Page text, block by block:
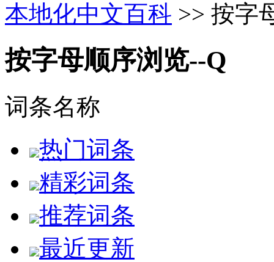
本地化中文百科 >> 按字
按字母顺序浏览--Q
词条名称
热门词条
精彩词条
推荐词条
最近更新